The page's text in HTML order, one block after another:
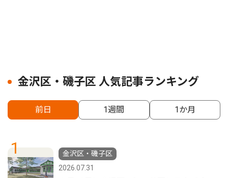
金沢区・磯子区 人気記事ランキング
前日 1週間 1か月
1
金沢区・磯子区
2026.07.31